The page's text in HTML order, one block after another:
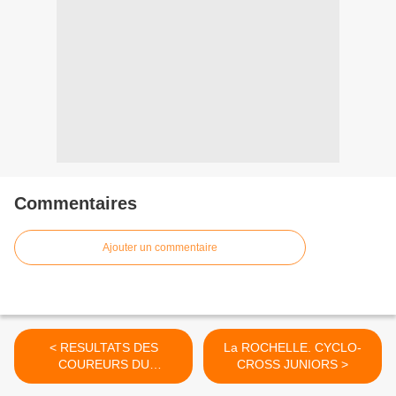
Commentaires
Ajouter un commentaire
< RESULTATS DES
COUREURS DU
DEPARTEMENT
La ROCHELLE. CYCLO-
CROSS JUNIORS >